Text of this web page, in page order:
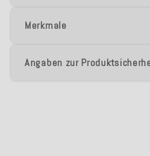
Merkmale
Angaben zur